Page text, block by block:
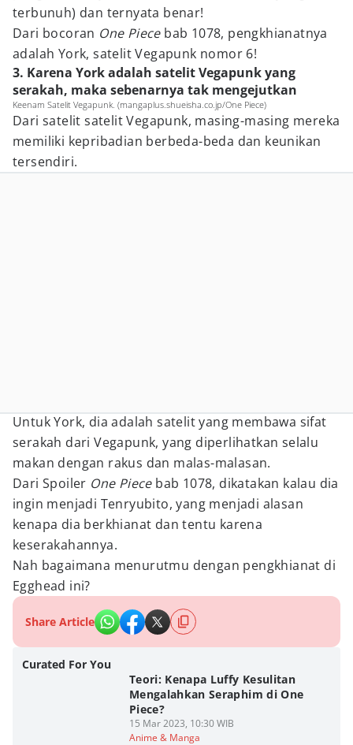
terbunuh) dan ternyata benar!
Dari bocoran One Piece bab 1078, pengkhianatnya
adalah York, satelit Vegapunk nomor 6!
3. Karena York adalah satelit Vegapunk yang
serakah, maka sebenarnya tak mengejutkan
Keenam Satelit Vegapunk. (mangaplus.shueisha.co.jp/One Piece)
Dari satelit satelit Vegapunk, masing-masing mereka
memiliki kepribadian berbeda-beda dan keunikan
tersendiri.
Untuk York, dia adalah satelit yang membawa sifat
serakah dari Vegapunk, yang diperlihatkan selalu
makan dengan rakus dan malas-malasan.
Dari Spoiler One Piecebab 1078, dikatakan kalau dia
ingin menjadi Tenryubito, yang menjadi alasan
kenapa dia berkhianat dan tentu karena
keserakahannya.
Nah bagaimana menurutmu dengan pengkhianat di
Egghead ini?
Share Article
Curated For You
Teori: Kenapa Luffy Kesulitan
Mengalahkan Seraphim di One
Piece?
15 Mar 2023, 10:30 WIB
Anime & Manga